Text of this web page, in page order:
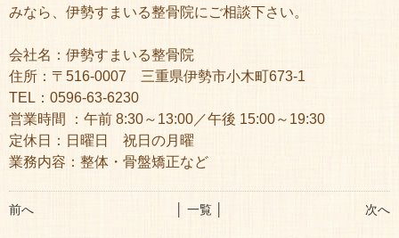
みなら、伊勢すまいる整骨院にご相談下さい。
会社名：伊勢すまいる整骨院
住所：〒516-0007 三重県伊勢市小木町673-1
TEL：0596-63-6230
営業時間 ：午前 8:30～13:00／午後 15:00～19:30
定休日：日曜日 祝日の月曜
業務内容：整体・骨盤矯正など
前へ 次へ
│ 一覧 │